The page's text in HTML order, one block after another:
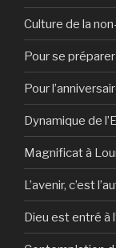
Culture de la
Pour se
Pour
Dynamique de
Magnificat à
L’avenir, c’est
Dieu est entré à